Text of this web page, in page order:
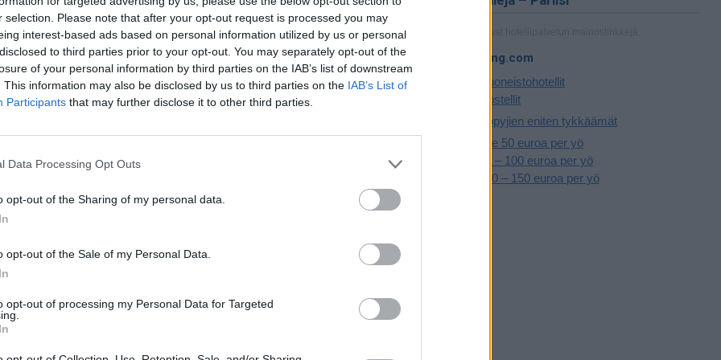
selection. Please note that after your opt-out request is processed you may
interest-based ads based on personal information utilized by us or personal
to third parties prior to your opt-out. You may separately opt-out of the
of your personal information by third parties on the IAB’s list of downstream
This information may also be disclosed by us to third parties on the IAB’s List of
Participants that may further disclose it to other third parties.
Data Processing Opt Outs
opt-out of the Sharing of my personal data.
opt-out of the Sale of my Personal Data.
opt-out of processing my Personal Data for Targeted
Booking.com
Huoneistohotellit
Hostellit
Yöpyjien eniten tykkäämät
Alle 50 euroa per yö
50 – 100 euroa per yö
100 – 150 euroa per yö
Kapetingien hallintokausi 1000-luvun taitteessa aloitti taas Pariisin
kaupankäynnin keskus sekä myös sivistyksen keskus, varsinkin rive
luvun alkupuolella Pariisissa oli noin 200 000 asukasta, mutta 1300- ja
kaupungin asukaslukua. Ranskan veristen uskonsotien aikaan 1500-
monarkkien asema heikentyi ja vuonna 1682 Aurinkokuningas Ludvig XIV
oli taas tapahtumien keskuksena Ranskan suuren vallankumouksen aikaan
hieman myöhemmin Ludvig XVI sekä hänen vaimonsa Marie Antoinette
haluttiin lähettää voimakas viesti kaikille Euroopan monarkeille.
luvulla, kun rautateiden kehitys toi suuren määrän siirtotyöläisiä kaupunkiin.
osa niistä toteutui. Kuitenkin mm. Riemukaari on peräisin Napoleonin
jälkeen kaupunki koki muodonmuutoksen, kun Napoleon III
johdolla uusiksi. Mm. Pariisin kapeat, keskiaikaiset kadut muuntuivat
rakennettiin sekä Louvren rakennus viimeisteltiin.
oli huomion keskipisteenä, kun sodan rauhanehdot nostattivat
kaupunkilaiset olivat. Syntyi vallankumoushallitus, "Pariisin kommuuni",
hallituksen joukot tunkeutuivat kaupunkiin ja kukistivat kommunardit verisin
tulevan symbolinsa, sillä Pariisin maailmannäyttelyä varten
todistivat Pariisin roolista yhtenä maailman tärkeimmistä